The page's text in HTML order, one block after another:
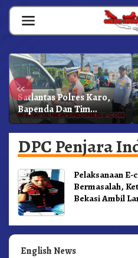
Skip
content
«
Satlantas Polres Karo,
Bapenda Dan Tim
Lainnya Gelar Oprasi
Sadar Pajak Kenderaan
DPC Penjara
Pelaksanaan
Bermasalah,
Bekasi Ambil
English News